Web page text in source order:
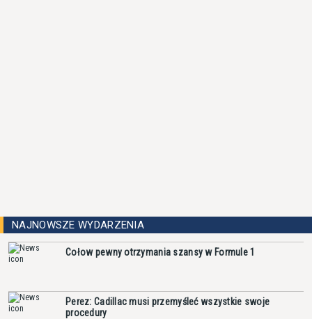
NAJNOWSZE WYDARZENIA
Cołow pewny otrzymania szansy w Formule 1
Perez: Cadillac musi przemyśleć wszystkie swoje
procedury